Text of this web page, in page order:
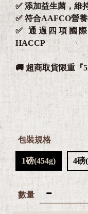
✅ 添加益生菌，維
✅ 符合AAFCO營
✅ 通過四項國
HACCP
🚚 超商取貨限重『
包裝規格
1磅(454g) 4磅
數量